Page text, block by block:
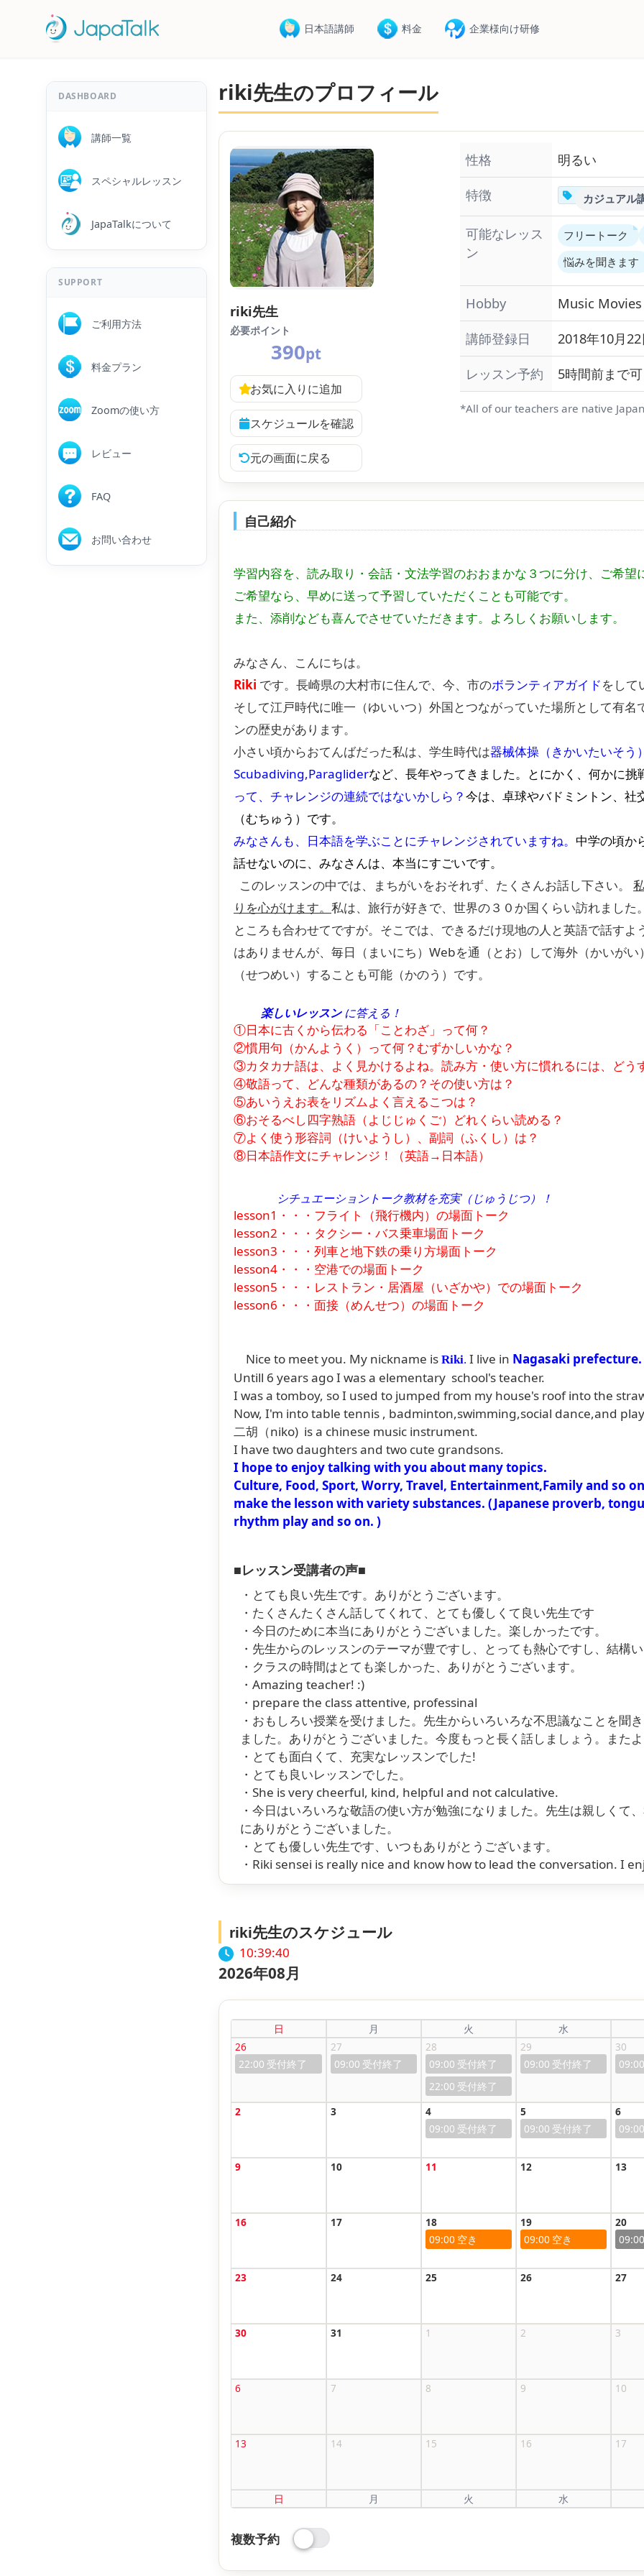
日本語講師 料金 企業様向け研修
DASHBOARD
講師一覧
スペシャルレッスン
JapaTalkについて
SUPPORT
ご利用方法
料金プラン
Zoomの使い方
レビュー
FAQ
お問い合わせ
riki先生のプロフィール
riki先生
必要ポイント
390pt
お気に入りに追加
スケジュールを確認
元の画面に戻る
性格
明るい
特徴
カジュアル
可能なレッス
ン
フリートーク
悩みを聞きます
Hobby Music Movies
講師登録日
2018年10月22
レッスン予約
5時間前まで可
*All of our teachers are native
自己紹介
学習内容を、読み取り・会話・文法学習のおおまかな３つに分け、ご希望
ご希望なら、早めに送って予習していただくことも可能です。
また、添削なども喜んでさせていただきます。よろしくお願いします。
みなさん、こんにちは。
Riki です。長崎県の大村市に住んで、今、市のボランティアガイドをして
そして江戸時代に唯一（ゆいいつ）外国とつながっていた場所として有
ンの歴史があります。
小さい頃からおてんばだった私は、学生時代は器械体操（きかいたいそう）
Scubadiving,Paragliderなど、長年やってきました。とにかく、何かに挑
って、チャレンジの連続ではないかしら？今は、卓球やバドミントン、社
（むちゅう）です。
みなさんも、日本語を学ぶことにチャレンジされていますね。 中学の頃か
話せないのに、みなさんは、本当にすごいです。
このレッスンの中では、まちがいをおそれず、たくさんお話し下さい。
りを心がけます。 私は、旅行が好きで、世界の３０か国くらい訪れまし
ところも合わせてですが。そこでは、できるだけ現地の人と英語で話す
はありませんが、毎日（まいにち）Webを通（とお）して海外（かいが
（せつめい）することも可能（かのう）です。
楽しいレッスンに答える！
①日本に古くから伝わる「ことわざ」って何？
②慣用句（かんようく）って何？むずかしいかな？
③カタカナ語は、よく見かけるよね。読み方・使い方に慣れるには、どう
④敬語って、どんな種類があるの？その使い方は？
⑤あいうえお表をリズムよく言えるこつは？
⑥おそるべし四字熟語（よじじゅくご）どれくらい読める？
⑦よく使う形容詞（けいようし）、副詞（ふくし）は？
⑧日本語作文にチャレンジ！（英語→日本語）
シチュエーショントーク教材を充実（じゅうじつ）！
lesson1・・・フライト（飛行機内）の場面トーク
lesson2・・・タクシー・バス乗車場面トーク
lesson3・・・列車と地下鉄の乗り方場面トーク
lesson4・・・空港での場面トーク
lesson5・・・レストラン・居酒屋（いざかや）での場面トーク
lesson6・・・面接（めんせつ）の場面トーク
Nice to meet you. My nickname is Riki. I live in Nagasaki prefecture.
Untill 6 years ago I was a elementary school's teacher.
I was a tomboy, so I used to jumped from my house's roof into the
Now, I'm into table tennis , badminton,swimming,social dance,and
二胡（niko) is a chinese music instrument.
I have two daughters and two cute
I hope to enjoy talking with you about many topics.
Culture, Food, Sport, Worry, Travel, Entertainment,Family and so
make the lesson with variety substances. (Japanese proverb,
rhythm play and so on. )
■レッスン受講者の声■
・とても良い先生です。ありがとうございます。
・たくさんたくさん話してくれて、とても優しくて良い先生です
・今日のために本当にありがとうございました。楽しかったです。
・先生からのレッスンのテーマが豊ですし、とっても熱心ですし、結構い
・クラスの時間はとても楽しかった、ありがとうございます。
・Amazing teacher! :)
・prepare the class attentive, professinal
・おもしろい授業を受けました。先生からいろいろな不思議なことを
ました。ありがとうございました。今度もっと長く話しましょう。またよ
・とても面白くて、充実なレッスンでした!
・とても良いレッスンでした。
・She is very cheerful, kind, helpful and not calculative.
・今日はいろいろな敬語の使い方が勉強になりました。先生は親しくて
にありがとうございました。
・とても優しい先生です、いつもありがとうございます。
・Riki sensei is really nice and know how to lead the conversation. I
riki先生のスケジュール
10:39:41
2026年08月
日 月 火 水
26
22:00
27
09:00
28
09:00
22:00
29
09:00
30
09:00
2 3
4
09:00
5
09:00
6
09:00
9 10 11 12 13
16 17
18
09:00
19
09:00
20
09:00
23 24 25 26 27
30 31 1 2 3
6 7 8 9 10
13 14 15 16 17
日 月 火 水
複数予約